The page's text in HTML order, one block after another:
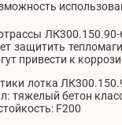
защитить
привести к
лотка
тяжелый бетон
F200